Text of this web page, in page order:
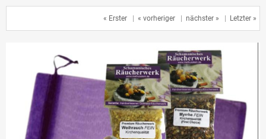
« Erster | « vorheriger | nächster » | Letzter »